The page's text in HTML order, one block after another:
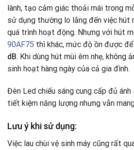
lành, tạo cảm giác thoải mái trong
sử dụng thường lo lắng đến việc hút
quá trình hoạt động. Nhưng với hút
90AF75 thì khác, mức độ ồn được
dB. Khi dùng hút mùi êm nhẹ, không
sinh hoạt hàng ngày của cả gia đình.
Đèn Led chiếu sáng cung cấp đủ ánh
tiết kiệm năng lượng nhưng vẫn
Lưu ý khi sử dụng:
Việc lau chùi vệ sinh máy cũng rất